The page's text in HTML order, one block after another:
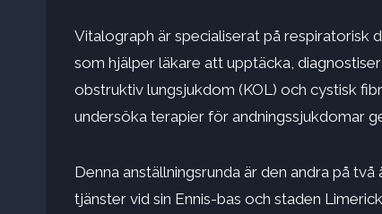
Vitalograph är specialiserat på respiratorisk
som hjälper läkare att upptäcka,
obstruktiv lungsjukdom (KOL) och cystisk
undersöka terapier för andningssjukdomar
Denna anställningsrunda är den andra på
tjänster vid sin Ennis-bas och staden